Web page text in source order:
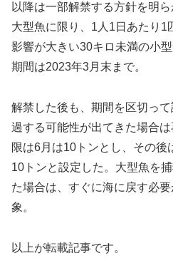
以降は一部解禁する方針を明
大型魚に限り、1人1日あたり1
影響が大きい30キロ未満の小
期間は2023年3月末まで。
解禁した後も、期間を区切っ
過する可能性が出てきた場合
限は6月は10トンとし、その後
10トンと設定した。大型魚を
た場合は、すぐに海に戻す必
象。
以上が転載記事です。